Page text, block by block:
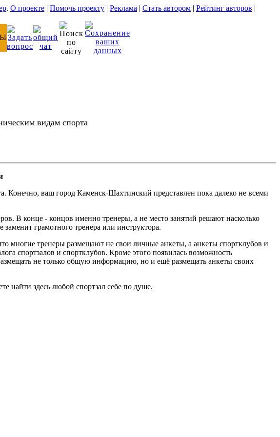
. О проекте | Помочь проекту | Реклама | Стать автором | Рейтинг авторов |
видам спорта
ваш город Каменск-Шахтинский представлен пока далеко не всеми
В конце - концов именно тренеры, а не место занятий решают насколько
грамотного тренера или инструктора.
многие тренеры размещают не свои личные анкеты, а анкеты спортклубов и
спортзалов и спортклубов. Кроме этого появилась возможность
не только общую информацию, но и ещё размещать анкеты своих
найти здесь любой спортзал себе по душе.